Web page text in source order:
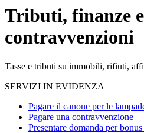
Tributi, finanze e
contravvenzioni
Tasse e tributi su immobili, rifiuti,
SERVIZI IN EVIDENZA
Pagare il canone per le
Pagare una contravvenzione
Presentare domanda per